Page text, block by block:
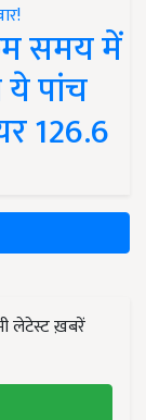
समय में
ये पांच
126.6
लेटेस्ट ख़बरें